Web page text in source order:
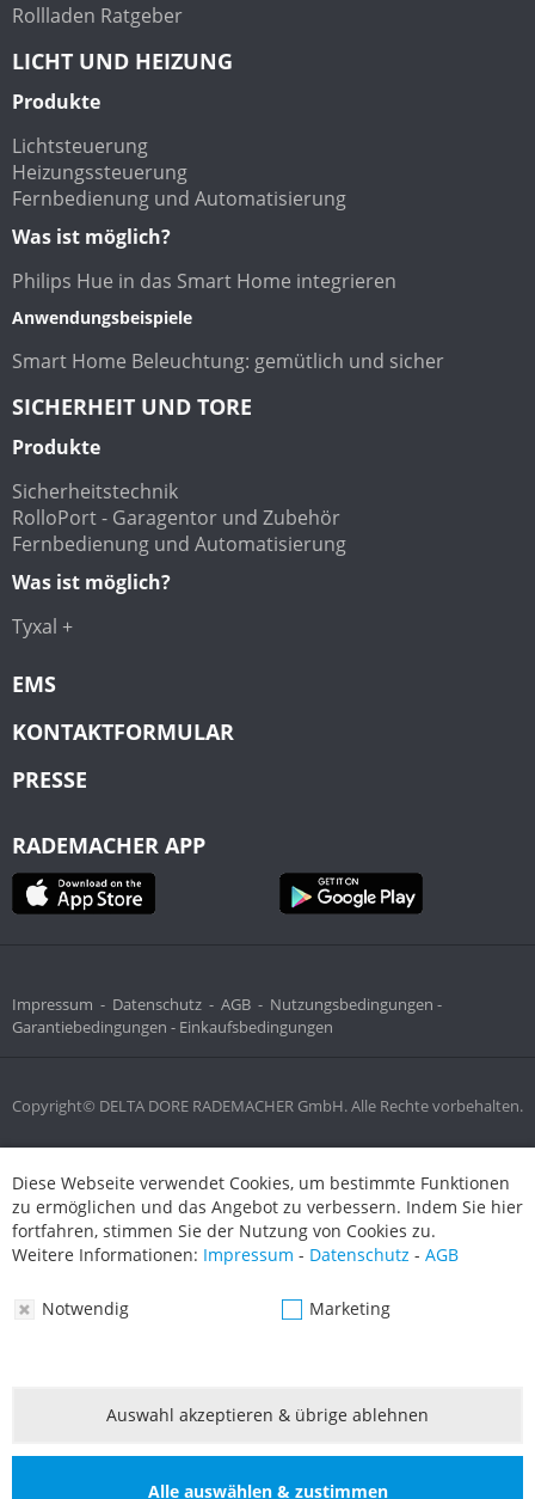
Rollladen Ratgeber
LICHT UND HEIZUNG
Produkte
Lichtsteuerung
Heizungssteuerung
Fernbedienung und Automatisierung
Was ist möglich?
Philips Hue in das Smart Home integrieren
Anwendungsbeispiele
Smart Home Beleuchtung: gemütlich und sicher
SICHERHEIT UND TORE
Produkte
Sicherheitstechnik
RolloPort - Garagentor und Zubehör
Fernbedienung und Automatisierung
Was ist möglich?
Tyxal +
EMS
KONTAKTFORMULAR
PRESSE
RADEMACHER APP
Copyright© DELTA DORE RADEMACHER GmbH. Alle Rechte vorbehalten.
Impressum - Datenschutz - AGB - Nutzungsbedingungen -
Garantiebedingungen - Einkaufsbedingungen
Diese Webseite verwendet Cookies, um bestimmte Funktionen
zu ermöglichen und das Angebot zu verbessern. Indem Sie hier
fortfahren, stimmen Sie der Nutzung von Cookies zu.
Weitere Informationen: Impressum - Datenschutz - AGB
Notwendig Marketing
Auswahl akzeptieren & übrige ablehnen
Alle auswählen & zustimmen
Diese Webseite verwendet Cookies, um bestimmte Funktionen
zu ermöglichen und das Angebot zu verbessern. Indem Sie hier
fortfahren, stimmen Sie der Nutzung von Cookies zu.
Weitere Informationen: Impressum - Datenschutz - AGB
Notwendig Marketing
Auswahl akzeptieren & übrige ablehnen
Alle auswählen & zustimmen